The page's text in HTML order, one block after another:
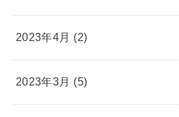
2023年4月 (2)
2023年3月 (5)